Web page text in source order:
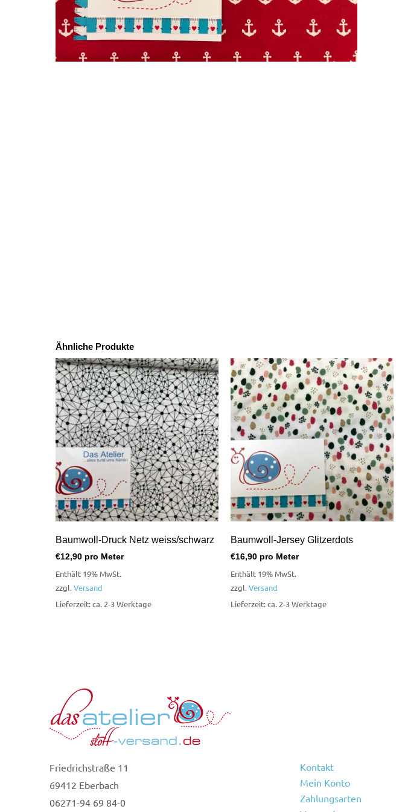
Ähnliche Produkte
Baumwoll-Druck Netz weiss/schwarz
€12,90 pro Meter
Enthält 19% MwSt.
zzgl.Versand
Lieferzeit: ca. 2-3 Werktage
Baumwoll-Jersey Glitzerdots
€16,90 pro Meter
Enthält 19% MwSt.
zzgl.Versand
Lieferzeit: ca. 2-3 Werktage
Friedrichstraße 11
69412 Eberbach
06271-94 69 84-0
Kontakt
Mein Konto
Zahlungsarten